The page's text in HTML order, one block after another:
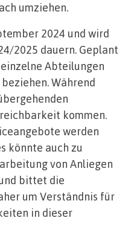
umziehen.
2024 und wird
2025 dauern. Geplant
Abteilungen
Während
kommen.
werden
könnte auch zu
von Anliegen
bittet die
um Verständnis für
in dieser